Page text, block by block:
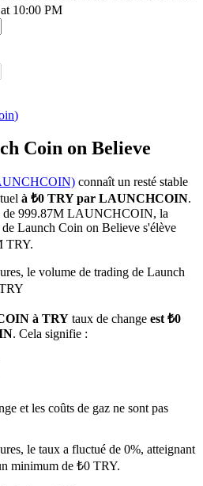
comme garantie
monnaie
10:00 PM
)
Coin on Believe
connaît un resté stable
à ₺0 TRY par LAUNCHCOIN.
de 999.87M LAUNCHCOIN, la
Launch Coin on Believe s'élève
TRY.
le volume de trading de Launch
à TRY taux de change est ₺0
. Cela signifie :
et les coûts de gaz ne sont pas
le taux a fluctué de 0%, atteignant
minimum de ₺0 TRY.